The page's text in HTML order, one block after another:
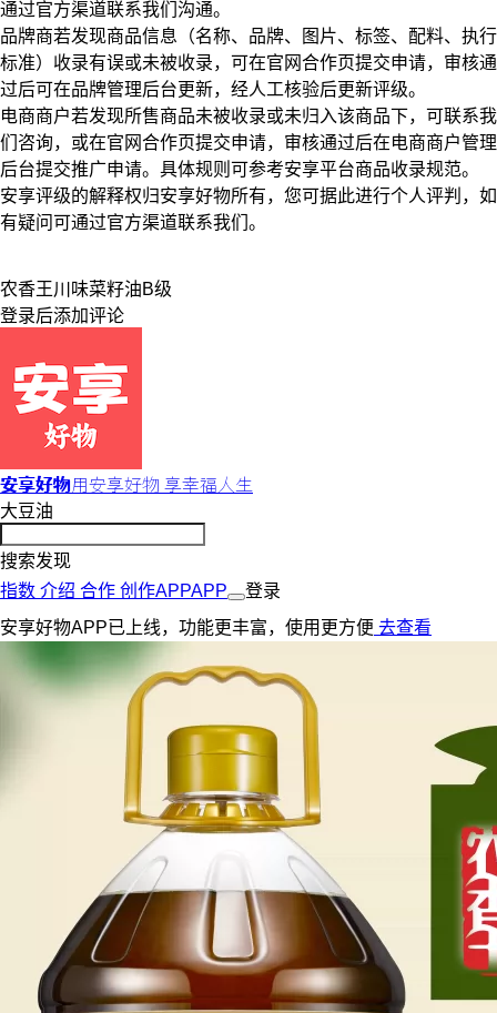
通过官方渠道联系我们沟通。
品牌商若发现商品信息（名称、品牌、图片、标签、配料、执行
标准）收录有误或未被收录，可在官网合作页提交申请，审核通
过后可在品牌管理后台更新，经人工核验后更新评级。
电商商户若发现所售商品未被收录或未归入该商品下，可联系我
们咨询，或在官网合作页提交申请，审核通过后在电商商户管理
后台提交推广申请。具体规则可参考安享平台商品收录规范。
安享评级的解释权归安享好物所有，您可据此进行个人评判，如
有疑问可通过官方渠道联系我们。
农香王川味菜籽油B级
登录后添加评论
安享好物用安享好物 享幸福人生
大豆油
搜索发现
指数 介绍 合作 创作APPAPP
登录
安享好物APP已上线，功能更丰富，使用更方便 去查看